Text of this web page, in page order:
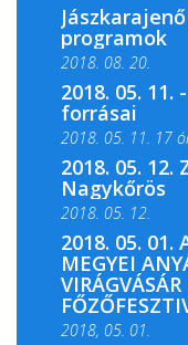
programok
2018. 08. 20.
2018. 05. 11.
forrásai
2018. 05. 11. 17
2018. 05. 11. 19
2018. 05. 12.
Nagykőrös
2018. 05. 12.
2018. 05. 01.
MEGYEI
2018, 05. 01.